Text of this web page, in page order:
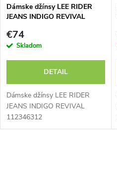
Dámske džínsy LEE RIDER
JEANS INDIGO REVIVAL
€74
Skladom
DETAIL
Dámske džínsy LEE RIDER
JEANS INDIGO REVIVAL
112346312